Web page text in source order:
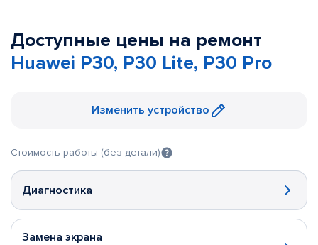
Доступные цены на ремонт
Huawei P30, P30 Lite, P30 Pro
Изменить устройство
Стоимость работы (без детали)
Диагностика
Замена экрана